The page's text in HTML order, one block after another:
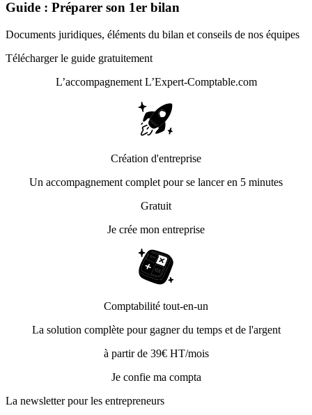
Guide : Préparer son 1er bilan
Documents juridiques, éléments du bilan et conseils de nos équipes
Télécharger le guide gratuitement
L’accompagnement L’Expert-Comptable.com
Création d'entreprise
Un accompagnement complet pour se lancer en 5 minutes
Gratuit
Je crée mon entreprise
Comptabilité tout-en-un
La solution complète pour gagner du temps et de l'argent
à partir de 39€ HT/mois
Je confie ma compta
La newsletter pour les entrepreneurs